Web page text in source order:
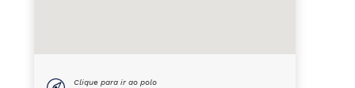
Clique para ir ao polo